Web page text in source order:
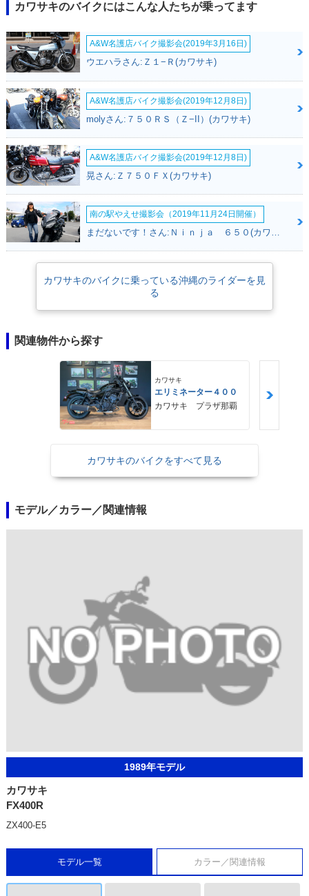
カワサキのバイクにはこんな人たちが乗ってます
A&W名護店バイク撮影会(2019年3月16日)
ウエハラさん:Ｚ１−Ｒ(カワサキ)
A&W名護店バイク撮影会(2019年12月8日)
molyさん:７５０ＲＳ（Ｚ−II）(カワサキ)
A&W名護店バイク撮影会(2019年12月8日)
晃さん:Ｚ７５０ＦＸ(カワサキ)
南の駅やえせ撮影会（2019年11月24日開催）
カワサキのバイクに乗っている沖縄のライダーを見
る
関連物件から探す
カワサキ
エリミネーター４００
カワサキ プラザ那覇
カワサキのバイクをすべて見る
モデル／カラー／関連情報
1989年モデル
カワサキ
FX400R
ZX400-E5
モデル一覧 カラー／関連情報